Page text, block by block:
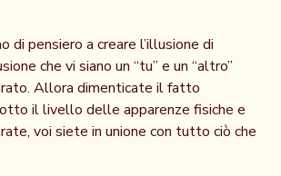
di pensiero a creare l’illusione di
che vi siano un “tu” e un “altro”
Allora dimenticate il fatto
il livello delle apparenze fisiche e
voi siete in unione con tutto ciò che